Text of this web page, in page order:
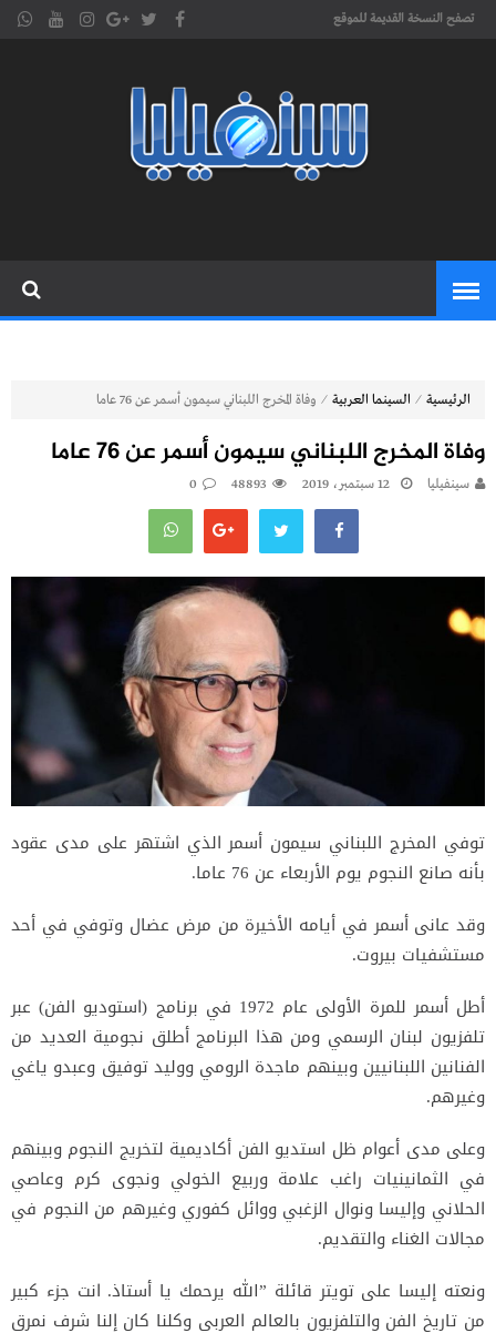
تصفح النسخة القديمة للموقع
الرئيسية ⁄ السينما العربية ⁄ وفاة المخرج اللبناني سيمون أسمر عن 76 عاما
وفاة المخرج اللبناني سيمون أسمر عن 76 عاما
سينفيليا 12 سبتمبر، 2019 48893
0
توفي المخرج اللبناني سيمون أسمر الذي اشتهر على مدى عقود
بأنه صانع النجوم يوم الأربعاء عن 76 عاما.
وقد عانى أسمر في أيامه الأخيرة من مرض عضال وتوفي في أحد
مستشفيات بيروت.
أطل أسمر للمرة الأولى عام 1972 في برنامج (استوديو الفن) عبر
تلفزيون لبنان الرسمي ومن هذا البرنامج أطلق نجومية العديد من
الفنانين اللبنانيين وبينهم ماجدة الرومي ووليد توفيق وعبدو ياغي
وغيرهم.
وعلى مدى أعوام ظل استديو الفن أكاديمية لتخريج النجوم وبينهم
في الثمانينيات راغب علامة وربيع الخولي ونجوى كرم وعاصي
الحلاني وإليسا ونوال الزغبي ووائل كفوري وغيرهم من النجوم في
مجالات الغناء والتقديم.
ونعته إليسا على تويتر قائلة ”الله يرحمك يا أستاذ. انت جزء كبير
من تاريخ الفن والتلفزيون بالعالم العربي وكلنا كان إلنا شرف نمرق